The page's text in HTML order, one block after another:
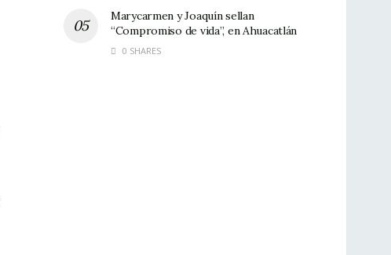
Marycarmen y Joaquín sellan
“Compromiso de vida”, en Ahuacatlán
0 SHARES